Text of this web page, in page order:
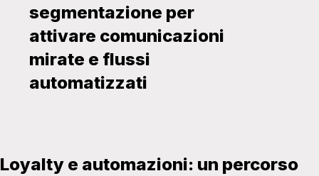
segmentazione per
attivare comunicazioni
mirate e flussi
automatizzati
Loyalty e automazioni: un percorso